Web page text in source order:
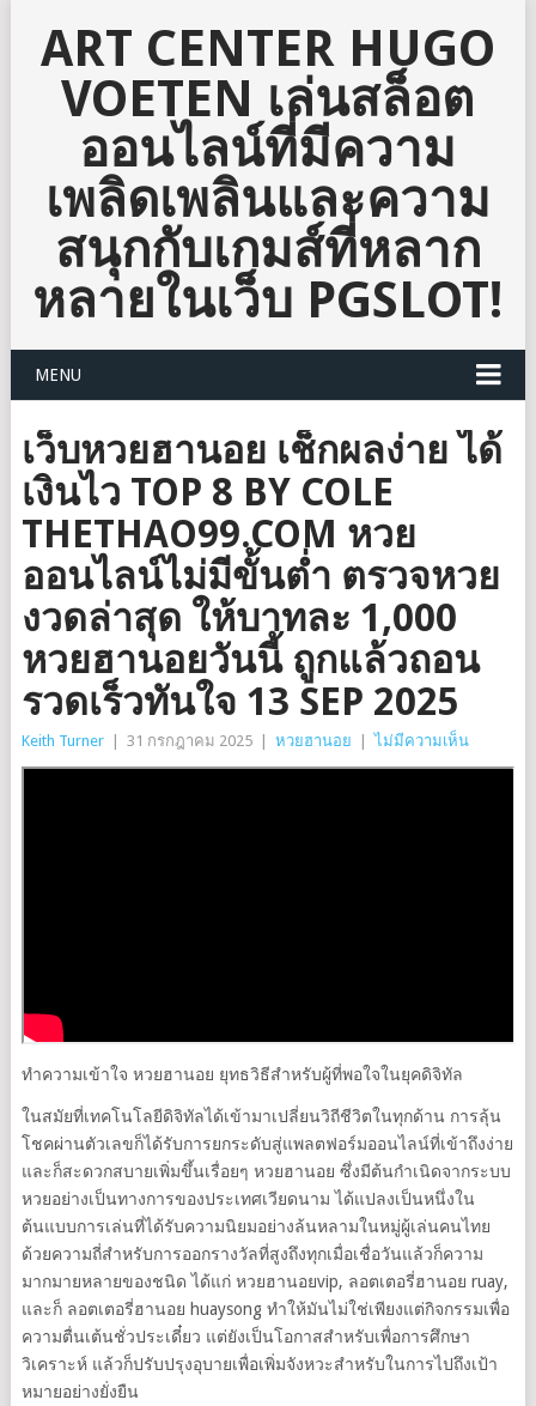
ART CENTER HUGO
VOETEN เล่นสล็อต
ออนไลน์ที่มีความ
เพลิดเพลินและความ
สนุกกับเกมส์ที่หลาก
หลายในเว็บ PGSLOT!
MENU
เว็บหวยฮานอย เช็กผลง่าย ได้
เงินไว TOP 8 BY COLE
THETHAO99.COM หวย
ออนไลน์ไม่มีขั้นต่ำ ตรวจหวย
งวดล่าสุด ให้บาทละ 1,000
หวยฮานอยวันนี้ ถูกแล้วถอน
รวดเร็วทันใจ 13 SEP 2025
Keith Turner 31 กรกฎาคม 2025 หวยฮานอย ไม่มีความเห็น
ทำความเข้าใจ หวยฮานอย ยุทธวิธีสำหรับผู้ที่พอใจในยุคดิจิทัล
ในสมัยที่เทคโนโลยีดิจิทัลได้เข้ามาเปลี่ยนวิถีชีวิตในทุกด้าน การลุ้น
โชคผ่านตัวเลขก็ได้รับการยกระดับสู่แพลตฟอร์มออนไลน์ที่เข้าถึงง่าย
และก็สะดวกสบายเพิ่มขึ้นเรื่อยๆ หวยฮานอย ซึ่งมีต้นกำเนิดจากระบบ
หวยอย่างเป็นทางการของประเทศเวียดนาม ได้แปลงเป็นหนึ่งใน
ต้นแบบการเล่นที่ได้รับความนิยมอย่างล้นหลามในหมู่ผู้เล่นคนไทย
ด้วยความถี่สำหรับการออกรางวัลที่สูงถึงทุกเมื่อเชื่อวันแล้วก็ความ
มากมายหลายของชนิด ได้แก่ หวยฮานอยvip, ลอตเตอรี่ฮานอย ruay,
และก็ ลอตเตอรี่ฮานอย huaysong ทำให้มันไม่ใช่เพียงแต่กิจกรรมเพื่อ
ความตื่นเต้นชั่วประเดี๋ยว แต่ยังเป็นโอกาสสำหรับเพื่อการศึกษา
วิเคราะห์ แล้วก็ปรับปรุงอุบายเพื่อเพิ่มจังหวะสำหรับในการไปถึงเป้า
หมายอย่างยั่งยืน